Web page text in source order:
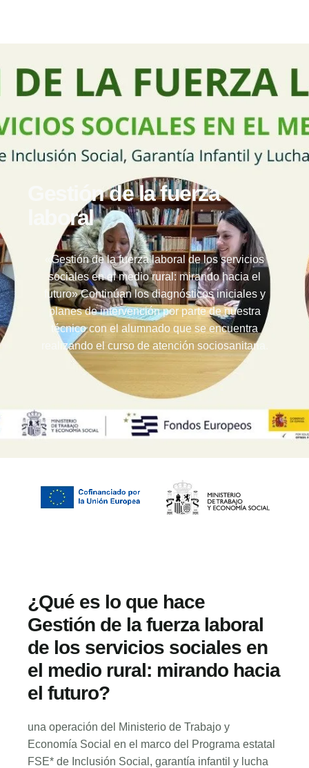
Gestión de la fuerza
laboral
«Gestión de la fuerza laboral de los servicios
sociales en el medio rural: mirando hacia el
futuro» Continúan los diagnósticos iniciales y
planes de intervención por parte de nuestra
técnico con el alumnado que se encuentra
realizando el curso de atención sociosanitaria.
¿Qué es lo que hace
Gestión de la fuerza laboral
de los servicios sociales en
el medio rural: mirando hacia
el futuro?
una operación del Ministerio de Trabajo y
Economía Social en el marco del Programa estatal
FSE* de Inclusión Social, garantía infantil y lucha